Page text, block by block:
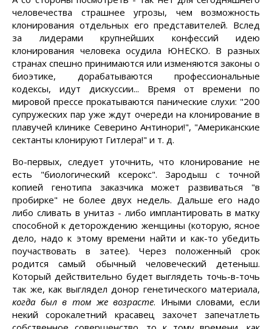
человечества страшнее угрозы, чем возможность
клонирования отдельных его представителей. Вслед
за лидерами крупнейших конфессий идею
клонирования человека осудила ЮНЕСКО. В разных
странах спешно принимаются или изменяются законы о
биоэтике, дорабатываются профессиональные
кодексы, идут дискуссии... Время от времени по
мировой прессе прокатываются панические слухи: "200
супружеских пар уже ждут очереди на клонирование в
плавучей клинике Северино Антинори!", "Американские
сектанты клонируют Гитлера!" и т. д.
Во-первых, следует уточнить, что клонирование не
есть "биологический ксерокс". Зародыш с точной
копией генотипа заказчика может развиваться "в
пробирке" не более двух недель. Дальше его надо
либо сливать в унитаз - либо имплантировать в матку
способной к деторождению женщины (которую, ясное
дело, надо к этому времени найти и как-то убедить
поучаствовать в затее). Через положенный срок
родится самый обычный человеческий детеныш.
Который действительно будет выглядеть точь-в-точь
так же, как выглядел донор генетического материала,
когда был в том же возрасте. Иными словами, если
некий сорокалетний красавец захочет запечатлеть